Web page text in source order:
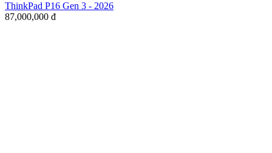
ThinkPad P16 Gen 3 - 2026
87,000,000 đ